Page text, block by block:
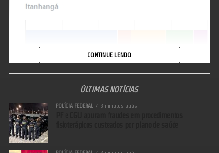
CONTINUE LENDO
ÚLTIMAS NOTÍCIAS
POLÍCIA FEDERAL 3 minutos atrás